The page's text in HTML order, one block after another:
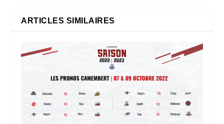
ARTICLES SIMILAIRES